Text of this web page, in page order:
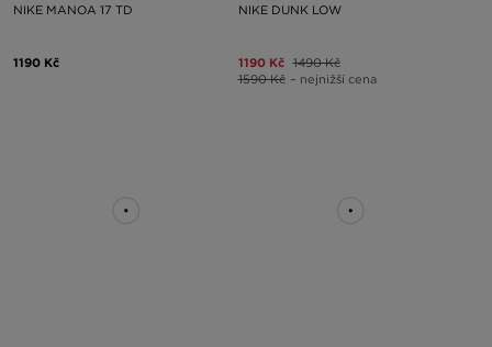
NIKE MANOA 17 TD
1190 Kč
NIKE DUNK LOW
1190 Kč 1490 Kč
1590 Kč – nejnižší cena